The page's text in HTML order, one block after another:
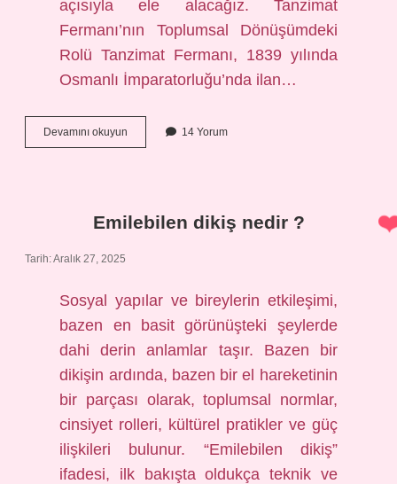
açısıyla ele alacağız. Tanzimat
Fermanı’nın Toplumsal Dönüşümdeki
Rolü Tanzimat Fermanı, 1839 yılında
Osmanlı İmparatorluğu’nda ilan…
Devamını okuyun Tanzimat
Fermanı’nın
14 Yorum
Emilebilen dikiş nedir ?
Tarih: Aralık 27, 2025
Sosyal yapılar ve bireylerin etkileşimi,
bazen en basit görünüşteki şeylerde
dahi derin anlamlar taşır. Bazen bir
dikişin ardında, bazen bir el hareketinin
bir parçası olarak, toplumsal normlar,
cinsiyet rolleri, kültürel pratikler ve güç
ilişkileri bulunur. “Emilebilen dikiş”
ifadesi, ilk bakışta oldukça teknik ve